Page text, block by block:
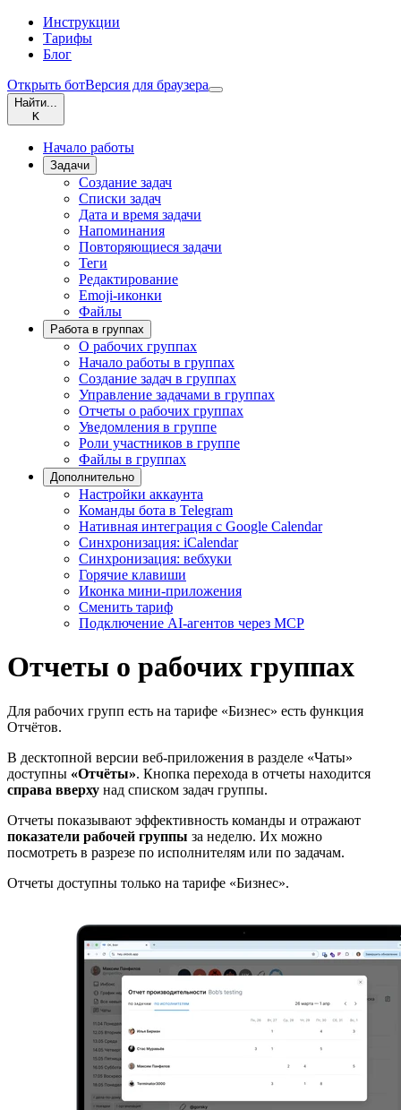
Инструкции
Тарифы
Блог
Открыть ботВерсия для браузера
Найти...
K
Начало работы
Задачи
Создание задач
Списки задач
Дата и время задачи
Напоминания
Повторяющиеся задачи
Теги
Редактирование
Emoji-иконки
Файлы
Работа в группах
О рабочих группах
Начало работы в группах
Создание задач в группах
Управление задачами в группах
Отчеты о рабочих группах
Уведомления в группе
Роли участников в группе
Файлы в группах
Дополнительно
Настройки аккаунта
Команды бота в Telegram
Нативная интеграция с Google Calendar
Синхронизация: iCalendar
Синхронизация: вебхуки
Горячие клавиши
Иконка мини-приложения
Сменить тариф
Подключение AI-агентов через MCP
Отчеты о рабочих группах
Для рабочих групп есть на тарифе «Бизнес» есть функция
Отчётов.
В десктопной версии веб-приложения в разделе «Чаты»
доступны «Отчёты». Кнопка перехода в отчеты находится
справа вверху над списком задач группы.
Отчеты показывают эффективность команды и отражают
показатели рабочей группы за неделю. Их можно
посмотреть в разрезе по исполнителям или по задачам.
Отчеты доступны только на тарифе «Бизнес».